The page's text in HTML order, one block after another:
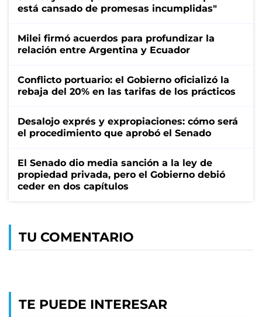
está cansado de promesas incumplidas"
Milei firmó acuerdos para profundizar la
relación entre Argentina y Ecuador
Conflicto portuario: el Gobierno oficializó la
rebaja del 20% en las tarifas de los prácticos
Desalojo exprés y expropiaciones: cómo será
el procedimiento que aprobó el Senado
El Senado dio media sanción a la ley de
propiedad privada, pero el Gobierno debió
ceder en dos capítulos
TU COMENTARIO
TE PUEDE INTERESAR